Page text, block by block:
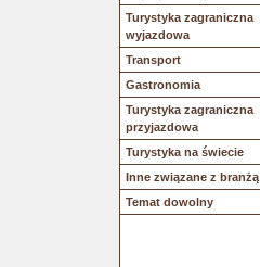
Turystyka zagraniczna
wyjazdowa
Transport
Gastronomia
Turystyka zagraniczna
przyjazdowa
Turystyka na świecie
Inne związane z branżą
Temat dowolny